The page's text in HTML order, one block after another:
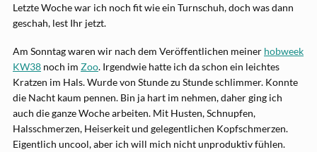
Letzte Woche war ich noch fit wie ein Turnschuh, doch was dann
geschah, lest Ihr jetzt.
Am Sonntag waren wir nach dem Veröffentlichen meiner hobweek
KW38 noch im Zoo. Irgendwie hatte ich da schon ein leichtes
Kratzen im Hals. Wurde von Stunde zu Stunde schlimmer. Konnte
die Nacht kaum pennen. Bin ja hart im nehmen, daher ging ich
auch die ganze Woche arbeiten. Mit Husten, Schnupfen,
Halsschmerzen, Heiserkeit und gelegentlichen Kopfschmerzen.
Eigentlich uncool, aber ich will mich nicht unproduktiv fühlen.